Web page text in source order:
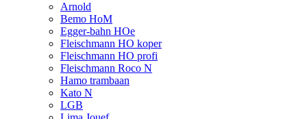
Arnold
Bemo HoM
Egger-bahn HOe
Fleischmann HO koper
Fleischmann HO profi
Fleischmann Roco N
Hamo trambaan
Kato N
LGB